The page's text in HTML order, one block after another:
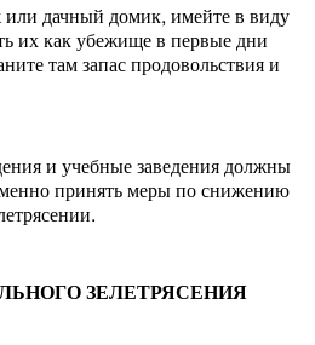
или дачный домик, имейте в виду
их как убежище в первые дни
там запас продовольствия и
и учебные заведения должны
принять меры по снижению
ЗЕЛЕТРЯСЕНИЯ